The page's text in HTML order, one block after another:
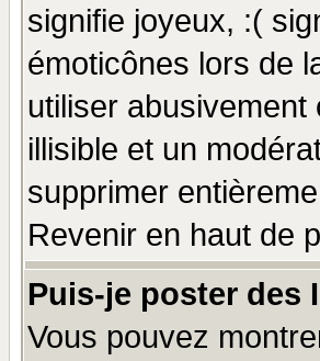
signifie joyeux, :(
émoticônes lors de
utiliser
illisible et un
supprimer
Revenir en haut de
Puis-je poster des
Vous pouvez